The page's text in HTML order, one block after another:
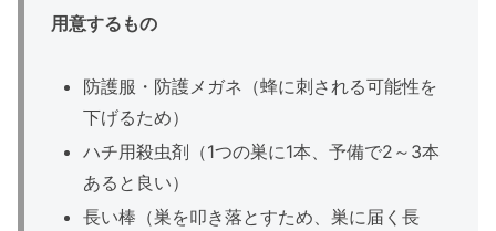
用意するもの
防護服・防護メガネ（蜂に刺される可能性を
下げるため）
ハチ用殺虫剤（1つの巣に1本、予備で2～3本
あると良い）
長い棒（巣を叩き落とすため、巣に届く長